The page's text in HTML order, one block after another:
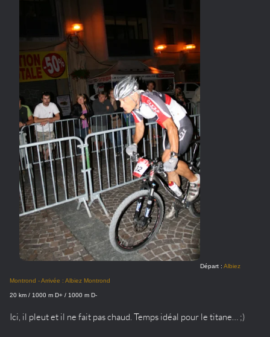
Départ : Albiez
Montrond - Arrivée : Albiez Montrond
20 km / 1000 m D+ / 1000 m D-
Ici, il pleut et il ne fait pas chaud. Temps idéal pour le titane… ;)